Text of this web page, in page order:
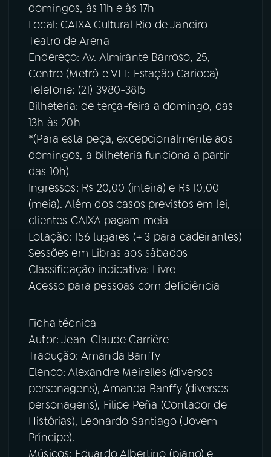
domingos, às 11h e às 17h
Local: CAIXA Cultural Rio de Janeiro –
Teatro de Arena
Endereço: Av. Almirante Barroso, 25,
Centro (Metrô e VLT: Estação Carioca)
Telefone: (21) 3980-3815
Bilheteria: de terça-feira a domingo, das
13h às 20h
*(Para esta peça, excepcionalmente aos
domingos, a bilheteria funciona a partir
das 10h)
Ingressos: R$ 20,00 (inteira) e R$ 10,00
(meia). Além dos casos previstos em lei,
clientes CAIXA pagam meia
Lotação: 156 lugares (+ 3 para cadeirantes)
Sessões em Libras aos sábados
Classificação indicativa: Livre
Acesso para pessoas com deficiência
Ficha técnica
Autor: Jean-Claude Carrière
Tradução: Amanda Banffy
Elenco: Alexandre Meirelles (diversos
personagens), Amanda Banffy (diversos
personagens), Filipe Peña (Contador de
Histórias), Leonardo Santiago (Jovem
Príncipe).
Músicos: Eduardo Albertino (piano) e